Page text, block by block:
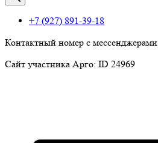
+7 (927) 891-39-18
Контактный номер с мессенджерами
Сайт участника Арго: ID 24969